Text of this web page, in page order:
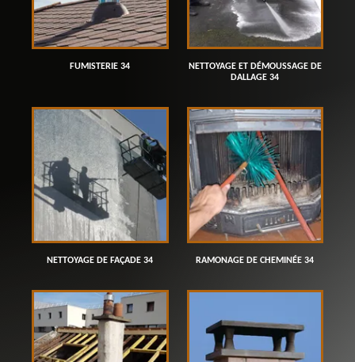
FUMISTERIE 34
NETTOYAGE ET DÉMOUSSAGE DE
DALLAGE 34
NETTOYAGE DE FAÇADE 34 RAMONAGE DE CHEMINÉE 34